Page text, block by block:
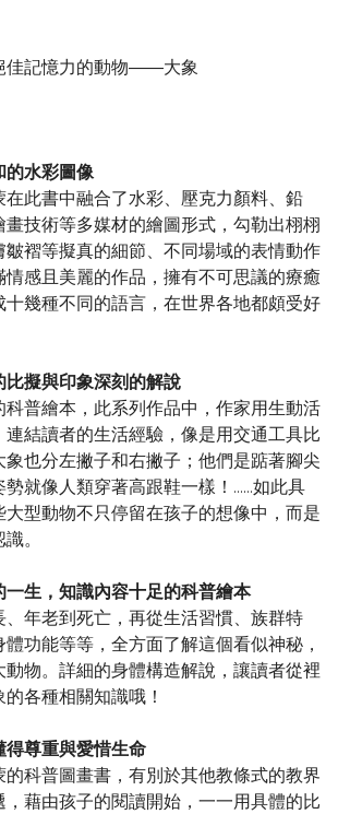
記憶力的動物――大象
水彩圖像
此書中融合了水彩、壓克力顏料、鉛
技術等多媒材的繪圖形式，勾勒出栩栩
褶等擬真的細節、不同場域的表情動作
感且美麗的作品，擁有不可思議的療癒
幾種不同的語言，在世界各地都頗受好
與印象深刻的解說
普繪本，此系列作品中，作家用生動活
結讀者的生活經驗，像是用交通工具比
也分左撇子和右撇子；他們是踮著腳尖
勢就像人類穿著高跟鞋一樣！……如此具
型動物不只停留在孩子的想像中，而是
。
，知識內容十足的科普繪本
年老到死亡，再從生活習慣、族群特
功能等等，全方面了解這個看似神秘，
動物。詳細的身體構造解說，讓讀者從裡
各種相關知識哦！
尊重與愛惜生命
科普圖畫書，有別於其他教條式的教界
藉由孩子的閱讀開始，一一用具體的比